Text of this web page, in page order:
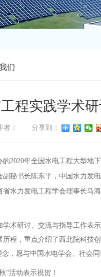
们
程实践学术
者： 分享到：
2020年全国水电工程大型地
秘书长陈东平，中国水力发
水力发电工程学会理事长马
术研讨、交流与指导工作表
程，重点介绍了西北院科技
，愿与中国水电学会、社会同
”活动表示祝贺！